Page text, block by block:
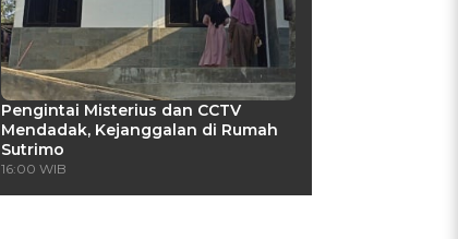
Pengintai Misterius dan CCTV
Mendadak, Kejanggalan di Rumah
Sutrimo
16:00 WIB